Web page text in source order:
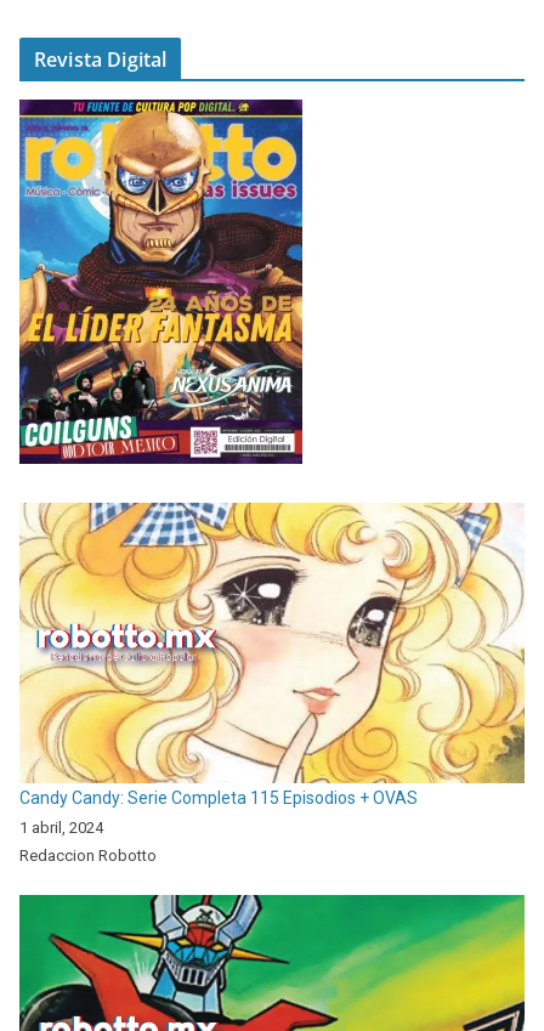
Revista Digital
Candy Candy: Serie Completa 115 Episodios + OVAS
1 abril, 2024
Redaccion Robotto